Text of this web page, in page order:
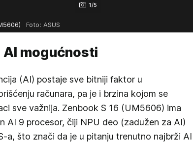
1/5
Foto: ASUS
mogućnosti
(AI) postaje sve bitniji faktor u
računara, pa je i brzina kojom se
sve važnija. Zenbook S 16 (UM5606) ima
AI 9 procesor, čiji NPU deo (zadužen za AI)
a, što znači da je u pitanju trenutno najbrži AI